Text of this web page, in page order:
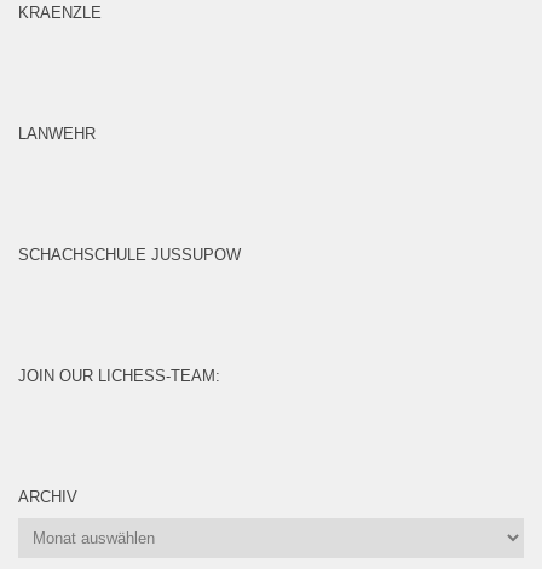
KRAENZLE
LANWEHR
SCHACHSCHULE JUSSUPOW
JOIN OUR LICHESS-TEAM:
ARCHIV
Archiv